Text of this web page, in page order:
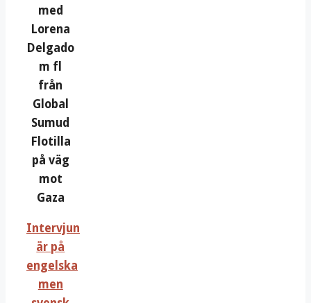
med
Lorena
Delgado
m fl
från
Global
Sumud
Flotilla
på väg
mot
Gaza
Intervjun
är på
engelska
men